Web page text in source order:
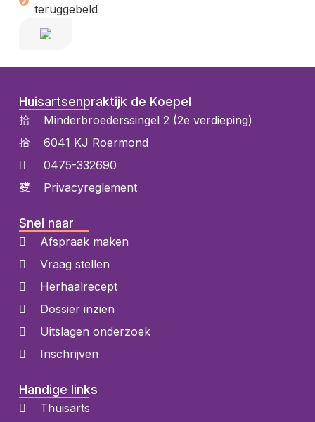
teruggebeld
Huisartsenpraktijk de Koepel
Minderbroederssingel 2 (2e verdieping)
6041 KJ Roermond
0475-332690
Privacyreglement
Snel naar
Afspraak maken
Vraag stellen
Herhaalrecept
Dossier inzien
Uitslagen onderzoek
Inschrijven
Handige links
Thuisarts